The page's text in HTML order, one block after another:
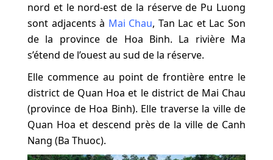
nord et le nord-est de la réserve de Pu Luong
sont adjacents à Mai Chau, Tan Lac et Lac Son
de la province de Hoa Binh. La rivière Ma
s’étend de l’ouest au sud de la réserve.
Elle commence au point de frontière entre le
district de Quan Hoa et le district de Mai Chau
(province de Hoa Binh). Elle traverse la ville de
Quan Hoa et descend près de la ville de Canh
Nang (Ba Thuoc).